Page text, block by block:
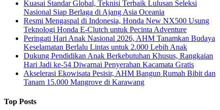
Kuasai Standar Global, Teknisi Terbaik Lulusan Seleksi
Nasional Siap Berlaga di Ajang Asia Oceania
Resmi Mengaspal di Indonesia, Honda New NX500 Usung
Teknologi Honda E-Clutch untuk Pecinta Adventure
Peringati Hari Anak Nasional 2026, AHM Tanamkan Budaya
Keselamatan Berlalu Lintas untuk 2.000 Lebih Anak
Dukung Pendidikan Anak Berkebutuhan Khusus, Rangkaian
Hari Jadi ke-54 Diwarnai Penyerahan Kacamata Gratis
Akselerasi Ekowisata Pesisir, AHM Bangun Rumah Bibit dan
Tanam 15.000 Mangrove di Karawang
Top Posts